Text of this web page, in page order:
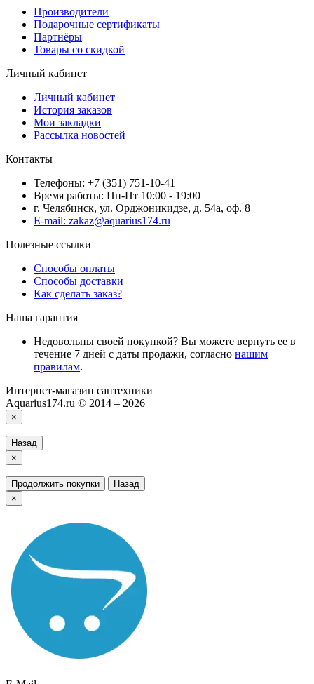
Производители
Подарочные сертификаты
Партнёры
Товары со скидкой
Личный кабинет
Личный кабинет
История заказов
Мои закладки
Рассылка новостей
Контакты
Телефоны: +7 (351) 751-10-41
Время работы: Пн-Пт 10:00 - 19:00
г. Челябинск, ул. Орджоникидзе, д. 54а, оф. 8
E-mail: zakaz@aquarius174.ru
Полезные ссылки
Способы оплаты
Способы доставки
Как сделать заказ?
Наша гарантия
Недовольны своей покупкой? Вы можете вернуть ее в
течение 7 дней с даты продажи, согласно нашим
правилам.
Интернет-магазин сантехники
Aquarius174.ru © 2014 – 2026
×
Назад
×
Продолжить покупки
Назад
×